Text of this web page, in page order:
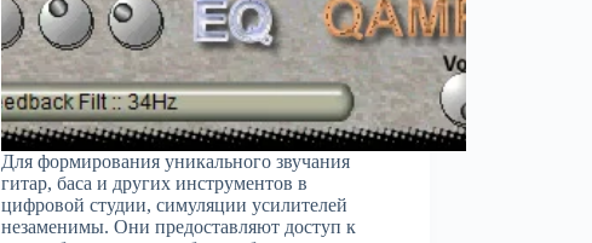
Для формирования уникального звучания
гитар, баса и других инструментов в
цифровой студии, симуляции усилителей
незаменимы. Они предоставляют доступ к